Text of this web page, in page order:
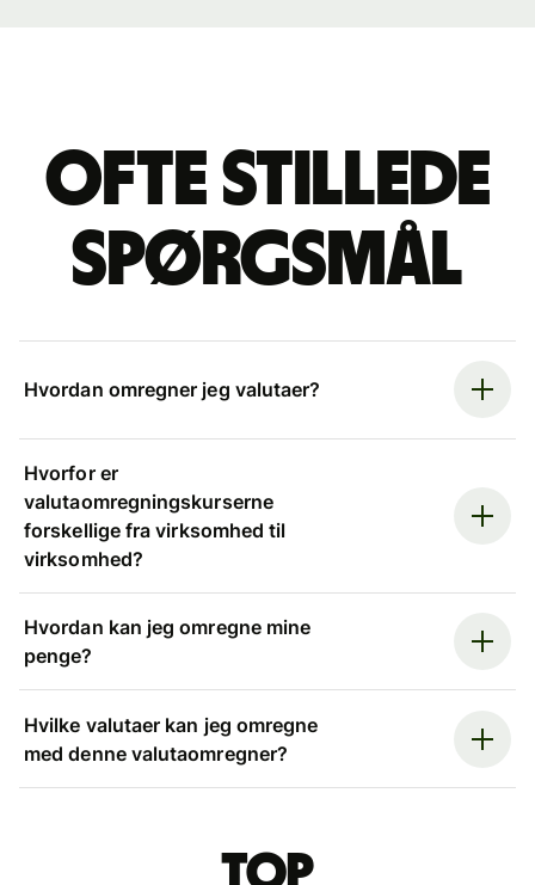
Ofte stillede
spørgsmål
Hvordan omregner jeg valutaer?
Hvorfor er
valutaomregningskurserne
forskellige fra virksomhed til
virksomhed?
Hvordan kan jeg omregne mine
penge?
Hvilke valutaer kan jeg omregne
med denne valutaomregner?